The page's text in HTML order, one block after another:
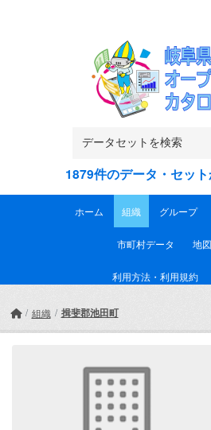
1879件のデータ・セッ
ホーム 組織 グループ
市町村データ 地
利用方法・利用規約
組織 揖斐郡池田町